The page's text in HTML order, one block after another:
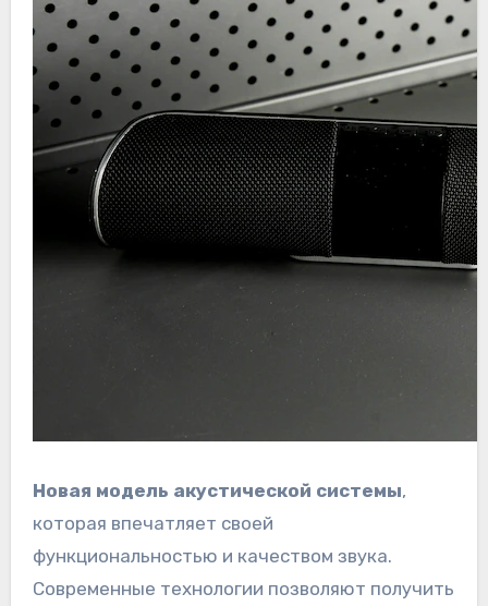
Новая модель акустической системы,
которая впечатляет своей
функциональностью и качеством звука.
Современные технологии позволяют получить